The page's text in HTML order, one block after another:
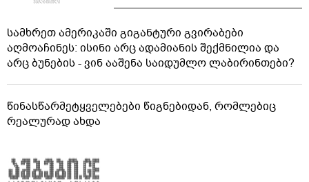
სამხრეთ ამერიკაში გიგანტური გვირაბები
აღმოაჩინეს: ისინი არც ადამიანის შექმნილია და
არც ბუნების - ვინ ააშენა საიდუმლო ლაბირინთები?
წინასწარმეტყველებები წიგნებიდან, რომლებიც
რეალურად ახდა